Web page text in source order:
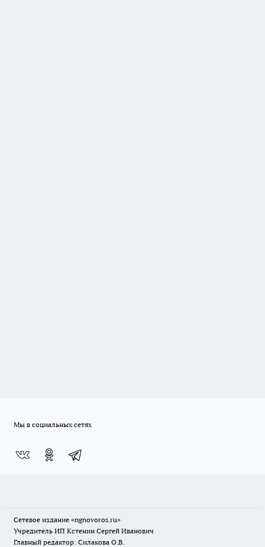
Мы в социальных сетях
Сетевое издание «ngnovoros.ru»
Учредитель ИП Кстенин Сергей Иванович
Главный редактор: Силакова О.В.